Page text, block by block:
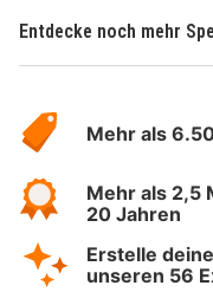
Entdecke noch mehr
Hotelspecials
Mehr als
Mehr als 2,5
20 Jahren
Erstelle
unseren 56